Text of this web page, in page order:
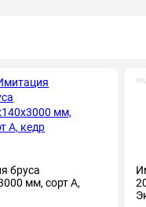
бруса
мм, сорт А,